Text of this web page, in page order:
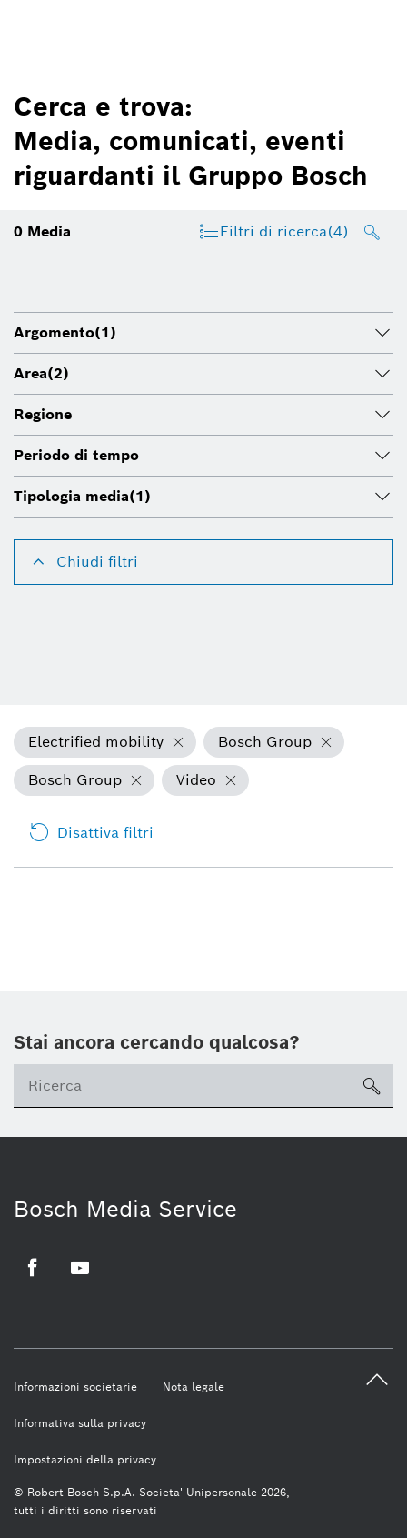
Cerca e trova:
Media, comunicati, eventi
riguardanti il Gruppo Bosch
0 Media Filtri di ricerca(4)
Argomento(1)
Area(2)
Regione
Periodo di tempo
Tipologia media(1)
Chiudi filtri
Electrified mobility
Bosch Group
Bosch Group
Video
Disattiva filtri
Stai ancora cercando qualcosa?
Bosch Media Service
© Robert Bosch S.p.A. Societa' Unipersonale 2026,
tutti i diritti sono riservati
Informazioni societarie Nota legale
Informativa sulla privacy
Impostazioni della privacy